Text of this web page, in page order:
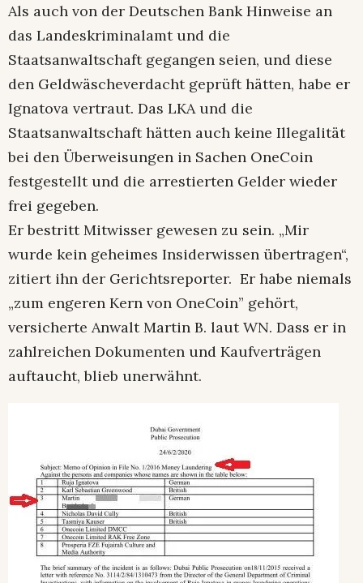
Als auch von der Deutschen Bank Hinweise an
das Landeskriminalamt und die
Staatsanwaltschaft gegangen seien, und diese
den Geldwäscheverdacht geprüft hätten, habe er
Ignatova vertraut. Das LKA und die
Staatsanwaltschaft hätten auch keine Illegalität
bei den Überweisungen in Sachen OneCoin
festgestellt und die arrestierten Gelder wieder
frei gegeben.
Er bestritt Mitwisser gewesen zu sein. „Mir
wurde kein geheimes Insiderwissen übertragen“,
zitiert ihn der Gerichtsreporter. Er habe niemals
„zum engeren Kern von OneCoin” gehört,
versicherte Anwalt Martin B. laut WN. Dass er in
zahlreichen Dokumenten und Kaufverträgen
auftaucht, blieb unerwähnt.